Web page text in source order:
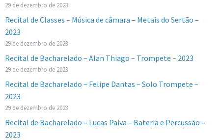
29 de dezembro de 2023
Recital de Classes – Música de câmara – Metais do Sertão –
2023
29 de dezembro de 2023
Recital de Bacharelado – Alan Thiago – Trompete – 2023
29 de dezembro de 2023
Recital de Bacharelado – Felipe Dantas – Solo Trompete –
2023
29 de dezembro de 2023
Recital de Bacharelado – Lucas Paiva – Bateria e Percussão –
2023